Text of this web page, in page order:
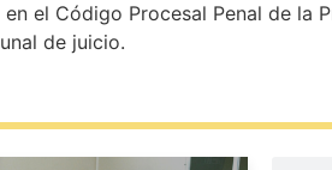
el Código Procesal Penal de la
de juicio.